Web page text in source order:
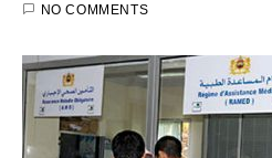
NO COMMENTS